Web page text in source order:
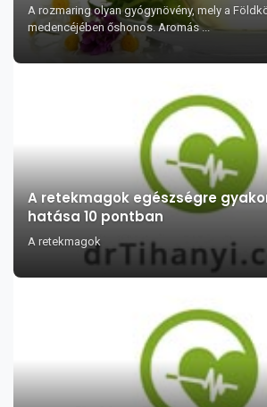
A rozmaring olyan gyógynövény, mely a
medencéjében őshonos. Aromás ...
A retekmagok egészségre
hatása 10 pontban
A retekmagok